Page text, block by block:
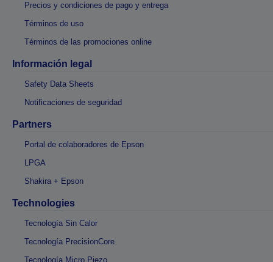
Precios y condiciones de pago y entrega
Términos de uso
Términos de las promociones online
Información legal
Safety Data Sheets
Notificaciones de seguridad
Partners
Portal de colaboradores de Epson
LPGA
Shakira + Epson
Technologies
Tecnología Sin Calor
Tecnología PrecisionCore
Tecnología Micro Piezo